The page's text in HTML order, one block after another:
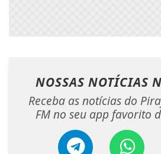
NOSSAS NOTÍCIAS
Receba as notícias do
FM no seu app favorito